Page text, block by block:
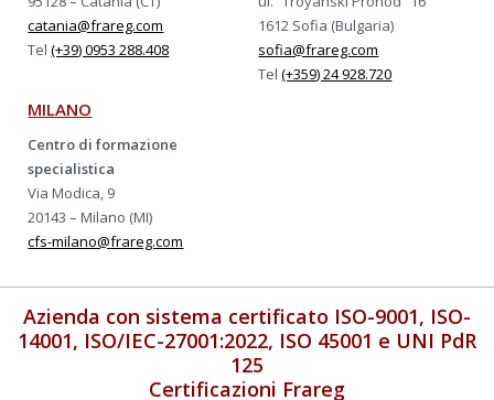
catania@frareg.com
Tel(+39) 0953 288.408
1612 Sofia (Bulgaria)
sofia@frareg.com
Tel(+359) 24 928.720
MILANO
Centro di formazione
specialistica
Via Modica, 9
20143 – Milano (MI)
cfs-milano@frareg.com
Azienda con sistema certificato ISO-9001, ISO-
14001, ISO/IEC-27001:2022, ISO 45001 e UNI PdR
125
Certificazioni Frareg